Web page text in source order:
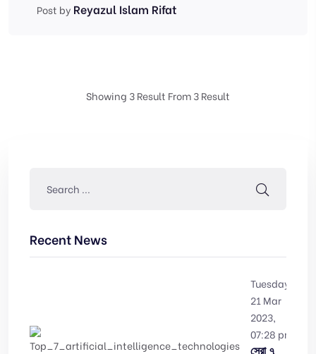
Post by Reyazul Islam Rifat
Showing 3Result From 3 Result
Recent News
Tuesday,
21 Mar
2023,
07:28 pm
সেরা ৭